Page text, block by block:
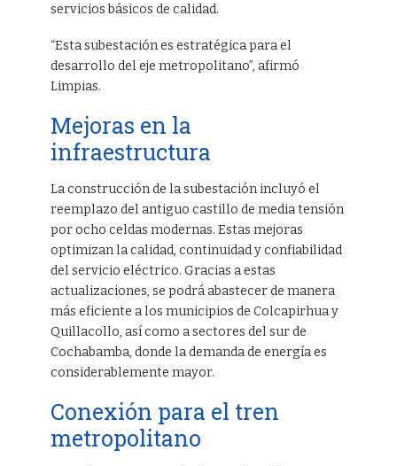
servicios básicos de calidad.
“Esta subestación es estratégica para el
desarrollo del eje metropolitano”, afirmó
Limpias.
Mejoras en la
infraestructura
La construcción de la subestación incluyó el
reemplazo del antiguo castillo de media tensión
por ocho celdas modernas. Estas mejoras
optimizan la calidad, continuidad y confiabilidad
del servicio eléctrico. Gracias a estas
actualizaciones, se podrá abastecer de manera
más eficiente a los municipios de Colcapirhua y
Quillacollo, así como a sectores del sur de
Cochabamba, donde la demanda de energía es
considerablemente mayor.
Conexión para el tren
metropolitano